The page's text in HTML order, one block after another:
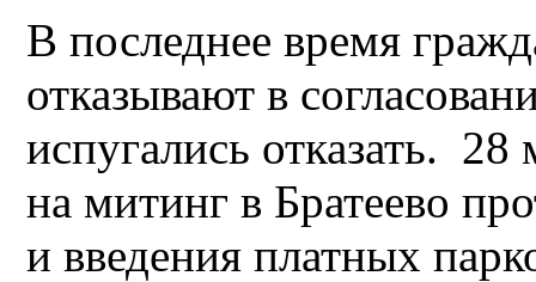
В последнее время
отказывают в
испугались отказать. 28
на митинг в Братеево
и введения платных